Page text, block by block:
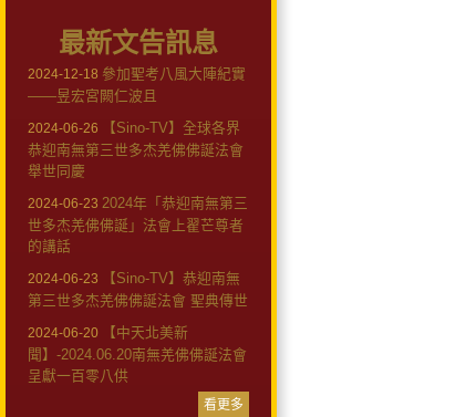
最新文告訊息
2024-12-18 參加聖考八風大陣紀實
——昱宏宮闕仁波且
2024-06-26
【Sino-TV】全球各界
恭迎南無第三世多杰羌佛佛誕法會
舉世同慶
2024-06-23 2024年「恭迎南無第三
世多杰羌佛佛誕」法會上翟芒尊者
的講話
2024-06-23
【Sino-TV】恭迎南無
第三世多杰羌佛佛誕法會 聖典傳世
2024-06-20
【中天北美新
聞】-2024.06.20南無羌佛佛誕法會
呈獻一百零八供
看更多